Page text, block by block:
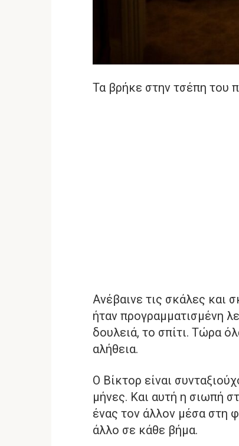
Τα βρήκε στην τσέπη του
Ανέβαινε τις σκάλες και
ήταν προγραμματισμένη
δουλειά, το σπίτι. Τώρα
αλήθεια.
Ο Βίκτορ είναι
μήνες. Και αυτή η σιωπή
ένας τον άλλον μέσα στη
άλλο σε κάθε βήμα.